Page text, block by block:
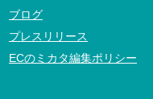
ブログ
プレスリリース
ECのミカタ編集ポリシー